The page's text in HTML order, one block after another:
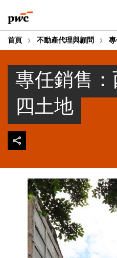
to
content
to
footer
首頁 不動產代理與顧問
專任銷售
四土地